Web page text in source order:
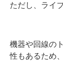
ただし、ライ
機器や回線の
性もあるため